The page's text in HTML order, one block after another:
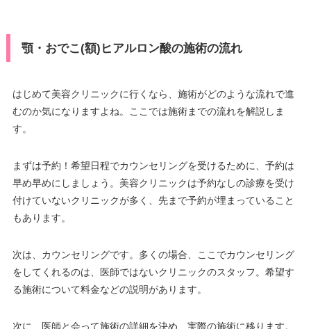
顎・おでこ(額)ヒアルロン酸の施術の流れ
はじめて美容クリニックに行くなら、施術がどのような流れで進
むのか気になりますよね。ここでは施術までの流れを解説しま
す。
まずは予約！希望日程でカウンセリングを受けるために、予約は
早め早めにしましょう。美容クリニックは予約なしの診療を受け
付けていないクリニックが多く、先まで予約が埋まっていること
もあります。
次は、カウンセリングです。多くの場合、ここでカウンセリング
をしてくれるのは、医師ではないクリニックのスタッフ。希望す
る施術について料金などの説明があります。
次に、医師と会って施術の詳細を決め、実際の施術に移ります。